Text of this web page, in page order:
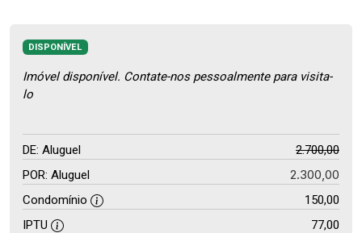
DISPONÍVEL
Imóvel disponível. Contate-nos pessoalmente para visita-
lo
DE: Aluguel
2.700,00
POR: Aluguel
2.300,00
Condomínio
150,00
IPTU
77,00